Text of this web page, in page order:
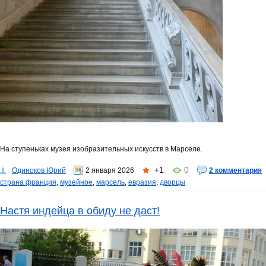
На ступеньках музея изобразительных искусств в Марселе.
Одиноков Юрий 2 января 2026 +1 0
2 комментария
страна франция, музейное, марсель, евразия, дворцы
Настя индейца в обиду не даст!